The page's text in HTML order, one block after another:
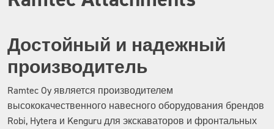
Достойный и надежный
производитель
Ramtec Oy является производителем
высококачественного навесного оборудования брендов
Robi, Hytera и Kenguru для экскаваторов и фронтальных